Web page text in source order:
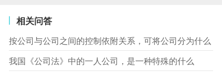
相关问答
按公司与公司之间的控制依附关系，可将公司分为什么
我国《公司法》中的一人公司，是一种特殊的什么